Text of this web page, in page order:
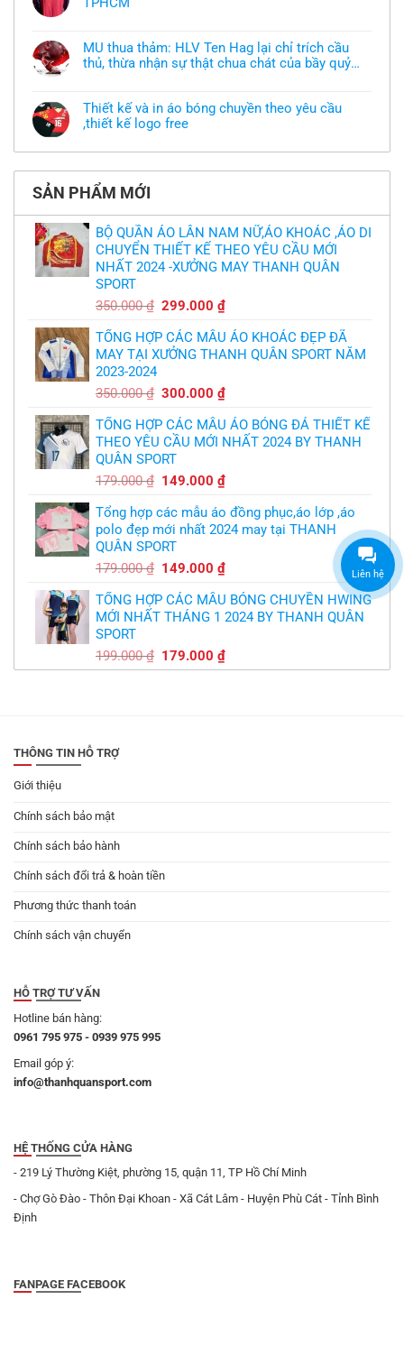
áo
thun
đồng
chưa
có
mẫu
thì
làm
bình
luận
ở
Xưởng
khoác
theo
yêu
thiết
tại
TPHCM
MU thua thảm: HLV Ten Hag lại chỉ trích cầu
thủ, thừa nhận sự thật chua chát của bầy quỷ
bình
luận
ở
MU
thảm:
Hag
lại
trích
cầu
thủ,
thừa
nhận
sự
thật
chát
bầy
quỷ
nhỏ
Thiết kế và in áo bóng chuyền theo yêu cầu
,thiết kế logo free
có
luận
Thiết
và
in
áo
bóng
chuyền
theo
yêu
,thiết
free
SẢN PHẨM MỚI
BỘ QUẦN ÁO LÂN NAM NỮ,ÁO KHOÁC ,ÁO DI
CHUYỂN THIẾT KẾ THEO YÊU CẦU MỚI
NHẤT 2024 -XƯỞNG MAY THANH QUÂN
SPORT
350.000₫ Giá
là:
350.000 ₫.
299.000₫Giá
tại
là:
TỔNG HỢP CÁC MẪU ÁO KHOÁC ĐẸP ĐÃ
MAY TẠI XƯỞNG THANH QUÂN SPORT NĂM
2023-2024
350.000₫ Giá
là:
350.000 ₫.
300.000₫Giá
tại
là:
TỔNG HỢP CÁC MẪU ÁO BÓNG ĐÁ THIẾT KẾ
THEO YÊU CẦU MỚI NHẤT 2024 BY THANH
QUÂN SPORT
179.000₫ Giá
là:
179.000 ₫.
149.000₫Giá
tại
là:
Tổng hợp các mẫu áo đồng phục,áo lớp ,áo
polo đẹp mới nhất 2024 may tại THANH
QUÂN SPORT
179.000₫ Giá
là:
179.000 ₫.
149.000₫Giá
tại
là:
TỔNG HỢP CÁC MẪU BÓNG CHUYỀN HWING
MỚI NHẤT THÁNG 1 2024 BY THANH QUÂN
SPORT
199.000₫ Giá
gốc
179.000₫Giá
hiện
THÔNG TIN HỖ TRỢ
Giới thiệu
Chính sách bảo mật
Chính sách bảo hành
Chính sách đổi trả & hoàn tiền
Phương thức thanh toán
Chính sách vận chuyển
HỖ TRỢ TƯ VẤN
Hotline bán hàng:
0961 795 975 - 0939 975 995
Email góp ý:
info@thanhquansport.com
HỆ THỐNG CỬA HÀNG
- 219 Lý Thường Kiệt, phường 15, quận 11, TP Hồ Chí Minh
- Chợ Gò Đào - Thôn Đại Khoan - Xã Cát Lâm - Huyện Phù Cát - Tỉnh Bình
Định
FANPAGE FACEBOOK
Liên hệ